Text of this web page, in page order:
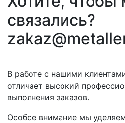
связались?
В работе с нашими
отличает высокий
выполнения заказов.
Особое внимание мы